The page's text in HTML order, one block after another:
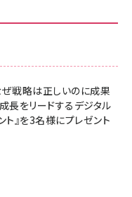
ぜ戦略は正しいのに成果
長をリードするデジタル
ト』を3名様にプレゼント